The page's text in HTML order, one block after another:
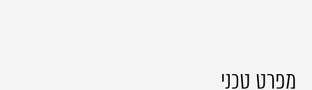
מפרט טכני